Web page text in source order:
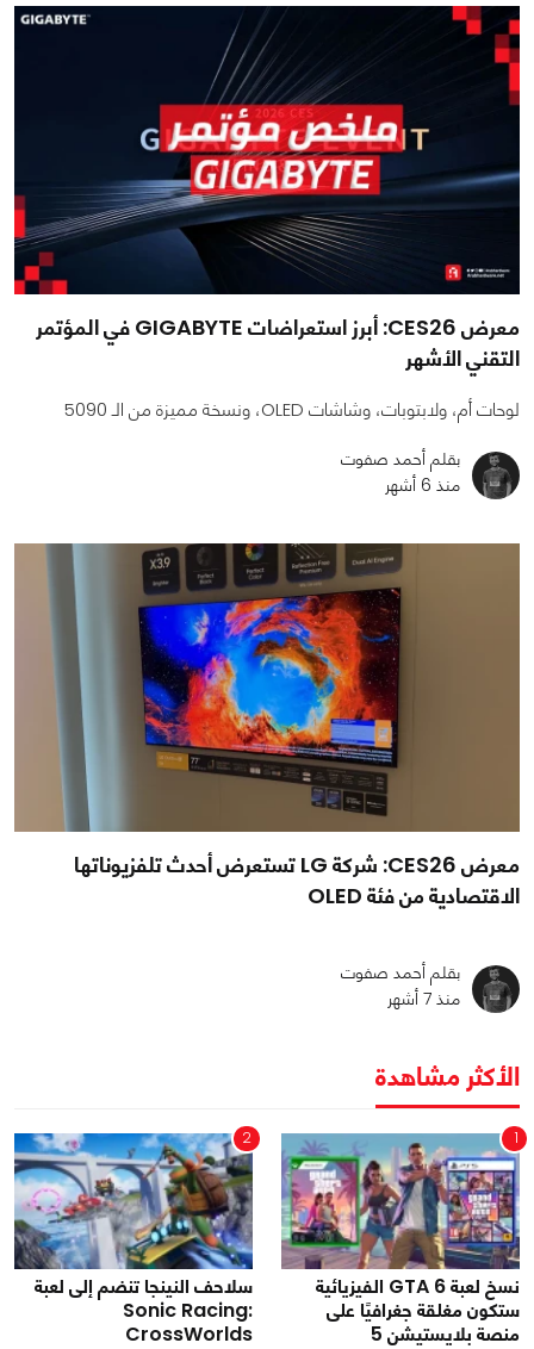
معرض CES26: أبرز استعراضات GIGABYTE في المؤتمر
التقني الأشهر
لوحات أم، ولابتوبات، وشاشات OLED، ونسخة مميزة من الـ 5090
بقلم أحمد صفوت
منذ 6 أشهر
معرض CES26: شركة LG تستعرض أحدث تلفزيوناتها
الاقتصادية من فئة OLED
بقلم أحمد صفوت
منذ 7 أشهر
الأكثر مشاهدة
1
نسخ لعبة GTA 6 الفيزيائية
ستكون مغلقة جغرافيًا على
منصة بلايستيشن 5
2
سلاحف النينجا تنضم إلى لعبة
Sonic Racing:
CrossWorlds